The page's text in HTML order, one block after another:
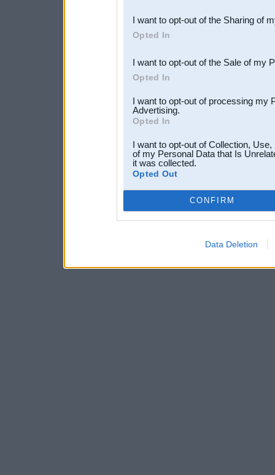
Downstream Participants
third parties.
I want to opt-out of the Sharing of
Opted In
I want to opt-out of the Sale of my
Opted In
I want to opt-out of processing my
Advertising.
Opted In
I want to opt-out of Collection,
of my Personal Data that Is
it was collected.
Opted Out
CONFIRM
Data Deletion